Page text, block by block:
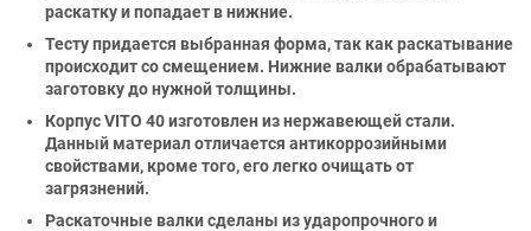
раскатку и попадает в нижние.
Тесту придается выбранная форма, так как раскатывание
происходит со смещением. Нижние валки обрабатывают
заготовку до нужной толщины.
Корпус VITO 40 изготовлен из нержавеющей стали.
Данный материал отличается антикоррозийными
свойствами, кроме того, его легко очищать от
загрязнений.
Раскаточные валки сделаны из ударопрочного и